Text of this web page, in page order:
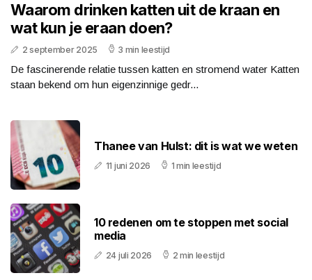
Waarom drinken katten uit de kraan en
wat kun je eraan doen?
2 september 2025 3 min leestijd
De fascinerende relatie tussen katten en stromend water Katten
staan bekend om hun eigenzinnige gedr...
Thanee van Hulst: dit is wat we weten
11 juni 2026 1 min leestijd
10 redenen om te stoppen met social
media
24 juli 2026 2 min leestijd